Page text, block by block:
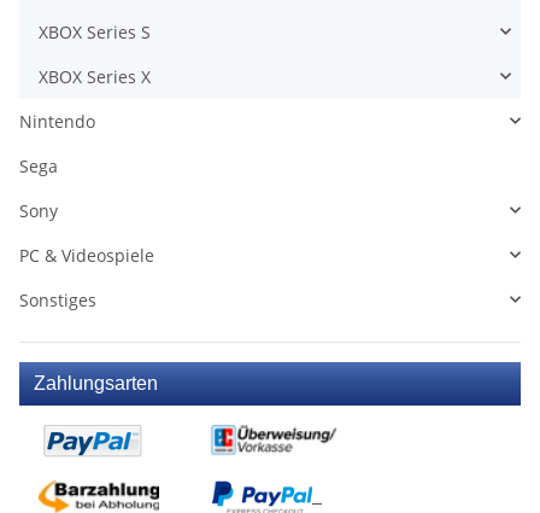
XBOX Series S
XBOX Series X
Nintendo
Sega
Sony
PC & Videospiele
Sonstiges
Zahlungsarten